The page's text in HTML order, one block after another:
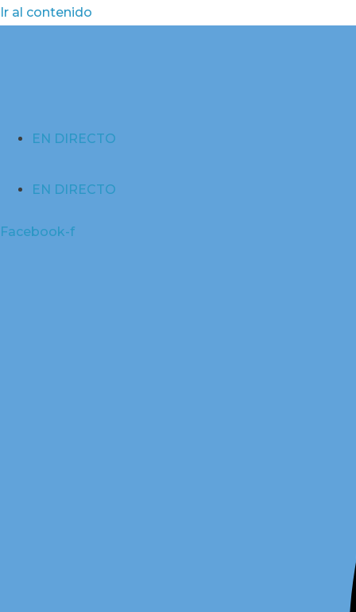
Ir al contenido
EN DIRECTO
EN DIRECTO
Facebook-f